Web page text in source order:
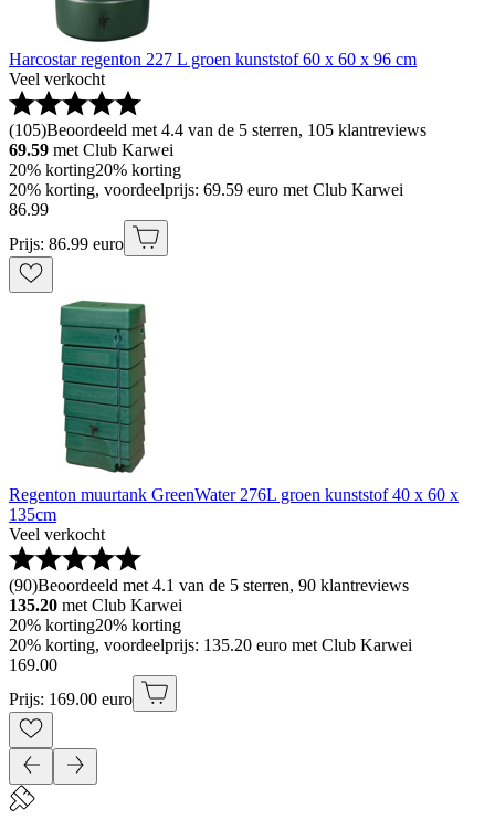
Harcostar regenton 227 L groen kunststof 60 x 60 x 96 cm
Veel verkocht
(105)Beoordeeld met 4.4 van de 5 sterren, 105 klantreviews
69.59 met Club Karwei
20% korting20% korting
20% korting, voordeelprijs: 69.59 euro met Club Karwei
86.99
Prijs: 86.99 euro
Regenton muurtank GreenWater 276L groen kunststof 40 x 60 x
135cm
Veel verkocht
(90)Beoordeeld met 4.1 van de 5 sterren, 90 klantreviews
135.20 met Club Karwei
20% korting20% korting
20% korting, voordeelprijs: 135.20 euro met Club Karwei
169.00
Prijs: 169.00 euro